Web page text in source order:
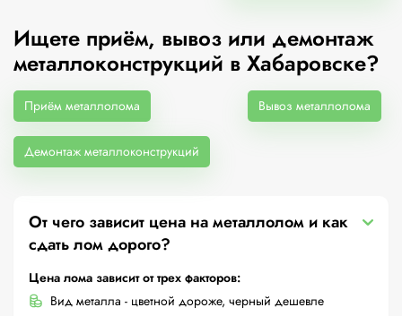
Ищете приём, вывоз или демонтаж
металлоконструкций в Хабаровске?
Приём металлолома Вывоз металлолома
Демонтаж металлоконструкций
От чего зависит цена на металлолом и как
сдать лом дорого?
Цена лома зависит от трех факторов:
Вид металла - цветной дороже, черный дешевле